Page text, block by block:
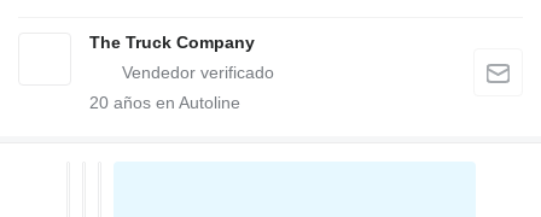
The Truck Company
20 años en Autoline